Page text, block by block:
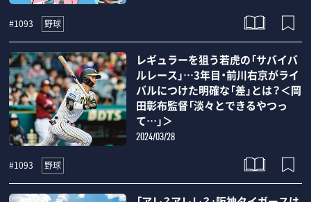
#1093 野球
レギュラーを狙う若虎の「サバイバ
ルレース」…3年目・前川右京がライ
バルにつけた明確な「差」とは？＜岡
田彰布監督「淡々とできるやつっ
て…」＞
2024/03/28
#1093 野球